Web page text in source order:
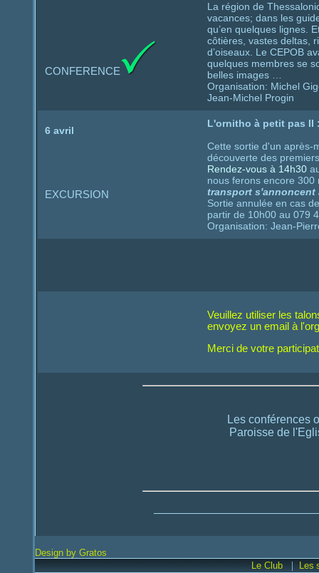
La région de
vacances; dans les
qu’en quelques lignes.
côtières, vastes deltas,
d’oiseaux. Le CEPOB
quelques membres se
belles images …
Organisation: Michel
Jean-Michel Progin
CONFERENCE
6 avril
L'ornitho à petit pas II
Cette sortie d'un après-
découverte des
Rendez-vous à 14h30
nous ferons encore
transport s'annoncent
Sortie annulée en cas
partir de 10h00 au 079
Organisation: Jean-
EXCURSION
Veuillez utiliser les
envoyez un email à
Merci de votre
Les conférences
Paroisse de
Design by Gratos
Le Club
| Les